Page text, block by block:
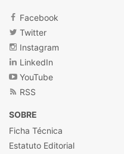
Facebook
Twitter
Instagram
LinkedIn
YouTube
RSS
SOBRE
Ficha Técnica
Estatuto Editorial